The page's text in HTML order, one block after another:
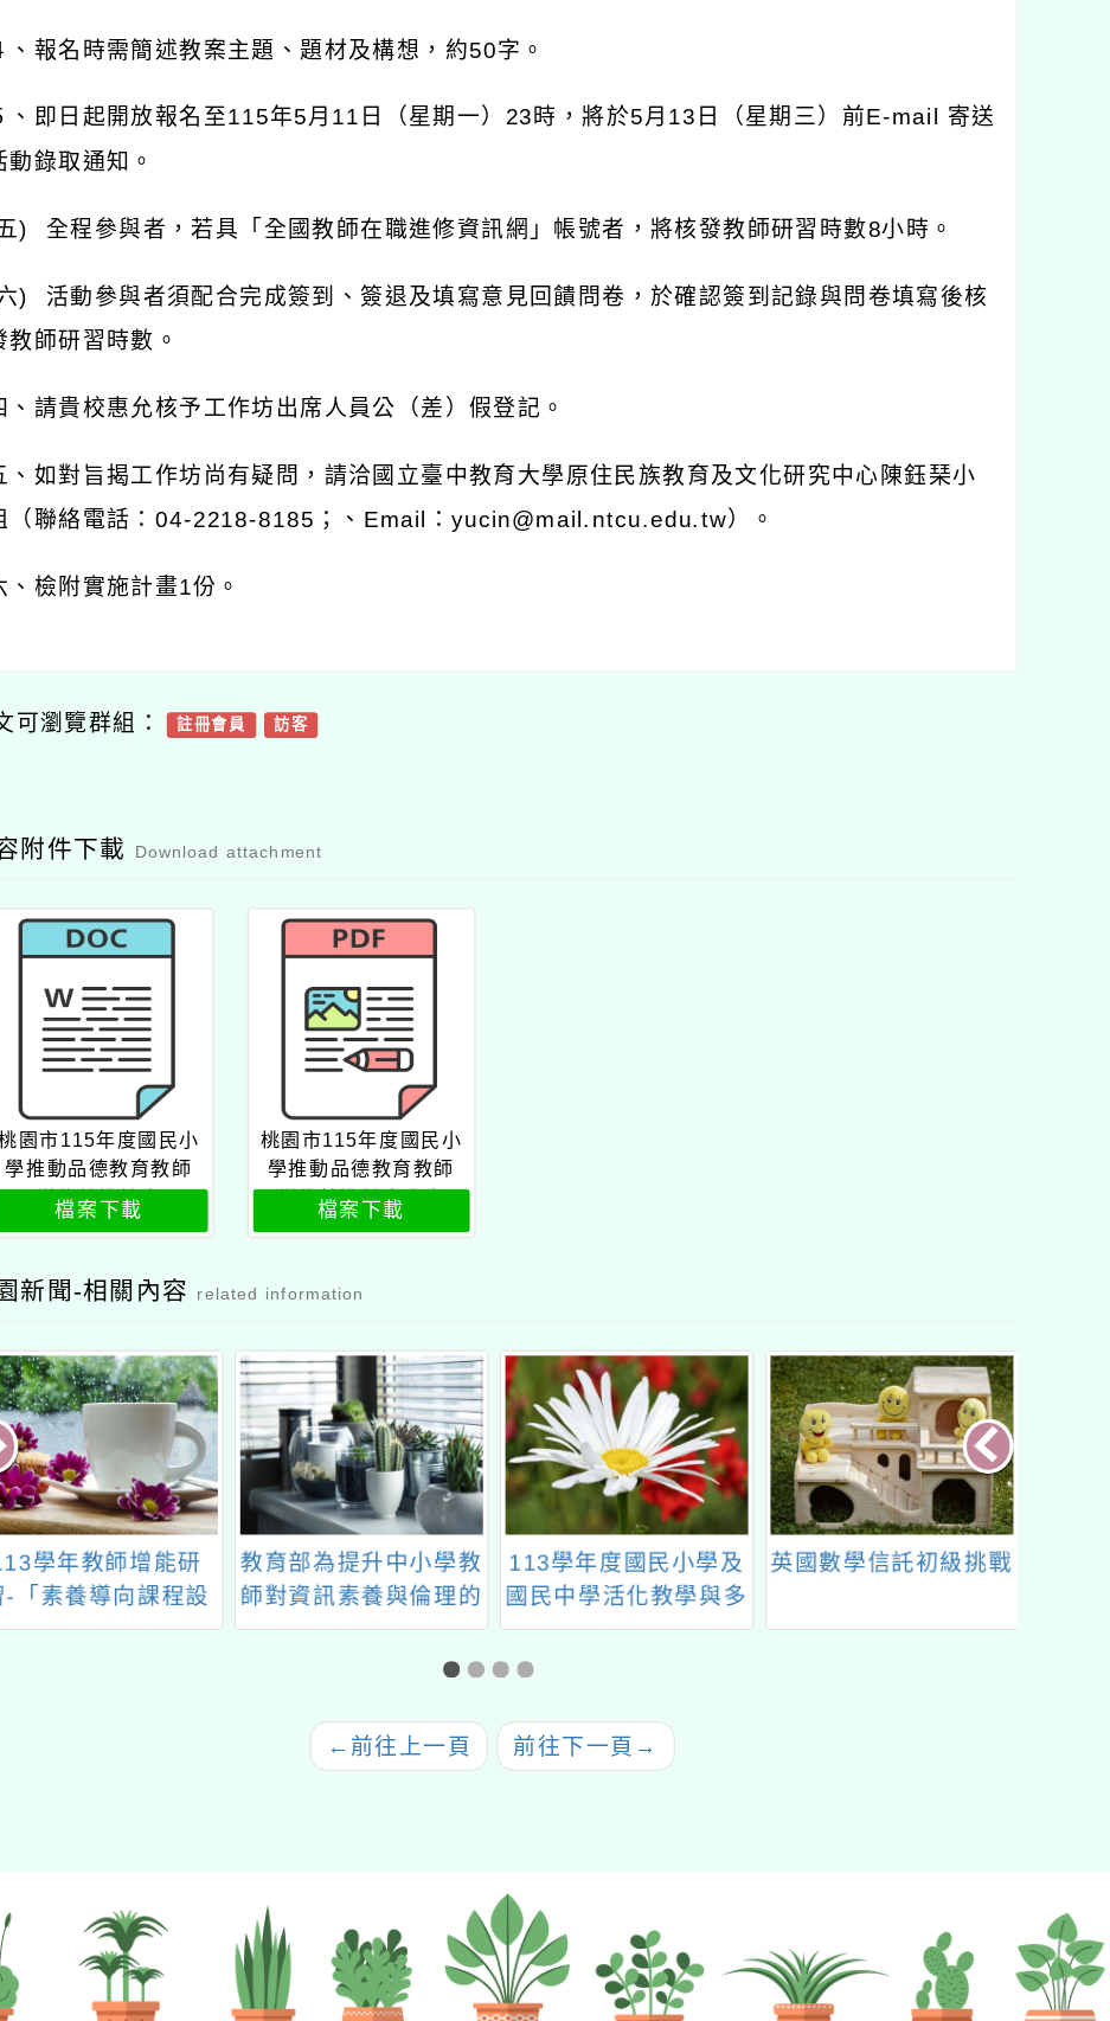
、報名時需簡述教案主題、題材及構想，約50字。
、即日起開放報名至115年5月 11 日（星期一） 23時，將於5月 13 日（星期三）前E-mail 寄送
動錄取通知。
) 全程參與者，若具「全國教師在職進修資訊網」帳號者，將核發教師研習時數8小時。
) 活動參與者須配合完成簽到、簽退及填寫意見回饋問卷，於確認簽到記錄與問卷填寫後核
教師研習時數。
、請貴校惠允核予工作坊出席人員公（差）假登記。
、如對旨揭工作坊尚有疑問，請洽國立臺中教育大學原住民族教育及文化研究中心陳鈺琹小
（聯絡電話： 04-2218-8185 ；、 Email ：yucin@mail.ntcu.edu.tw）。
、檢附實施計畫1份。
可瀏覽群組： 註冊會員 訪客
附件下載 Download attachment
園市115年度國民小
學推動品德教育教師
增能精進計畫
檔案下載
桃園市115年度國民小
學推動品德教育教師
增能精進計畫公文
檔案下載
新聞-相關內容 related information
學年教師增能研
-「素養導向課程設
計」講座
教育部為提升中小學教
師對資訊素養與倫理的
認知，辦理數位研習課
113學年度國民小學及
國民中學活化教學與多
元學習子計畫三-山林
教育攀樹趣教師研習
英國數學信託初級挑戰
← 前往上一頁 前往下一頁 →